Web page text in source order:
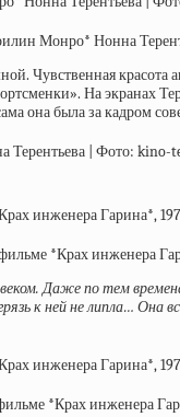
Монро* Нонна
Чувственная
На экранах
она была за кадром
*Крах инженера
Даже по тем
к ней не липла…
*Крах инженера